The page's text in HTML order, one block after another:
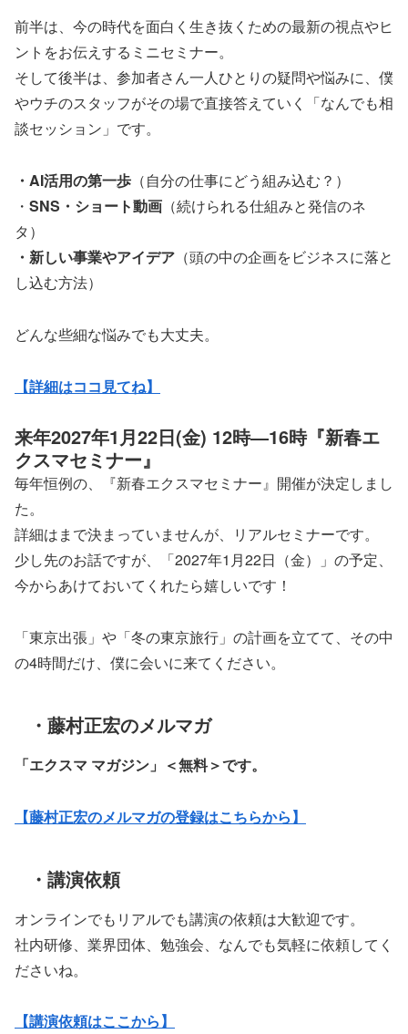
前半は、今の時代を面白く生き抜くための最新の視点やヒ
ントをお伝えするミニセミナー。
そして後半は、参加者さん一人ひとりの疑問や悩みに、僕
やウチのスタッフがその場で直接答えていく「なんでも相
談セッション」です。
・AI活用の第一歩 （自分の仕事にどう組み込む？）
・ SNS・ショート動画 （続けられる仕組みと発信のネ
タ）
・新しい事業やアイデア （頭の中の企画をビジネスに落と
し込む方法）
どんな些細な悩みでも大丈夫。
【詳細はココ見てね】
来年2027年1月22日(金) 12時―16時『新春エ
クスマセミナー』
毎年恒例の、『新春エクスマセミナー』開催が決定しまし
た。
詳細はまで決まっていませんが、リアルセミナーです。
少し先のお話ですが、「2027年1月22日（金）」の予定、
今からあけておいてくれたら嬉しいです！
「東京出張」や「冬の東京旅行」の計画を立てて、その中
の4時間だけ、僕に会いに来てください。
・藤村正宏のメルマガ
「エクスマ マガジン」 ＜無料＞です。
【藤村正宏のメルマガの登録はこちらから】
・講演依頼
オンラインでもリアルでも講演の依頼は大歓迎です。
社内研修、業界団体、勉強会、なんでも気軽に依頼してく
ださいね。
【講演依頼はここから】